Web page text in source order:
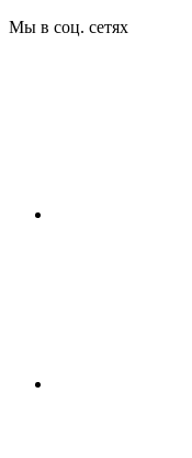
Мы в соц. сетях